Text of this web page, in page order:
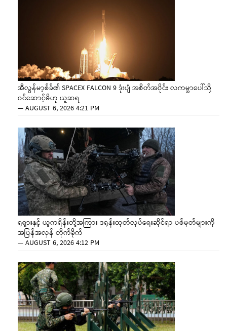
အီလွန်မာ့စ်ခ်၏ SPACEX FALCON 9 ဒုံးပျံ အစိတ်အပိုင်း လကမ္ဘာပေါ်သို့
ဝင်ဆောင့်မိဟု ယူဆရ
—AUGUST 6, 2026 4:21 PM
ရုရှားနှင့် ယူကရိန်းတို့အကြား ဒရုန်းထုတ်လုပ်ရေးဆိုင်ရာ ပစ်မှတ်များကို
အပြန်အလှန် တိုက်ခိုက်
—AUGUST 6, 2026 4:12 PM